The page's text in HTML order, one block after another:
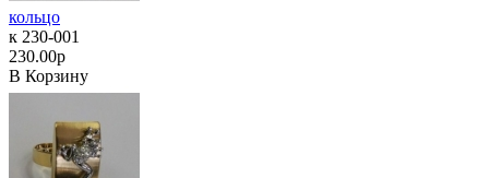
кольцо
к 230-001
230.00р
В Корзину